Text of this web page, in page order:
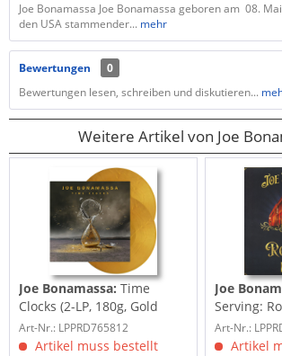
Joe Bonamassa Joe Bonamassa geboren am 08.
den USA stammender... mehr
Bewertungen
0
Bewertungen lesen, schreiben und diskutieren...
Weitere Artikel von Joe
Joe Bonamassa:Time
Clocks (2-LP, 180g, Gold
Vinyl)
Art-Nr.: LPPRD765812
Artikel muss bestellt
Joe
Serving:
From The
Art-Nr.:
Artikel